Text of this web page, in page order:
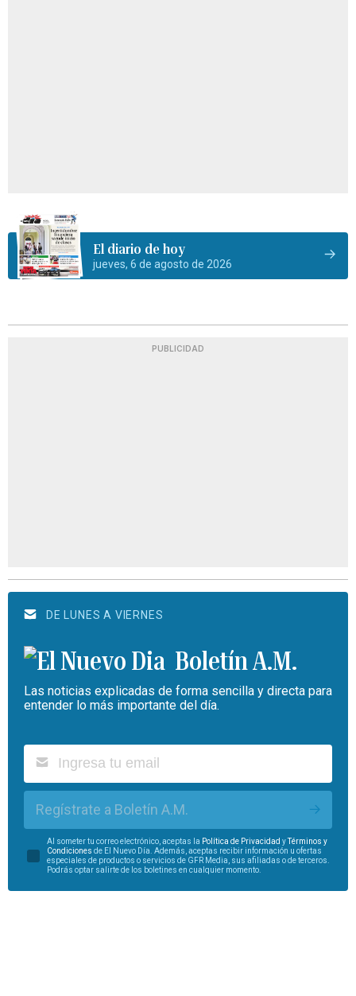
El diario de hoy
jueves, 6 de agosto de 2026
PUBLICIDAD
DE LUNES A VIERNES
Boletín A.M.
Las noticias explicadas de forma sencilla y directa para
entender lo más importante del día.
Regístrate a Boletín A.M.
Al someter tu correo electrónico, aceptas la Política de Privacidad yTérminos y
Condiciones de El Nuevo Día. Además, aceptas recibir información u ofertas
especiales de productos o servicios de GFR Media, sus afiliadas o de terceros.
Podrás optar salirte de los boletines en cualquier momento.